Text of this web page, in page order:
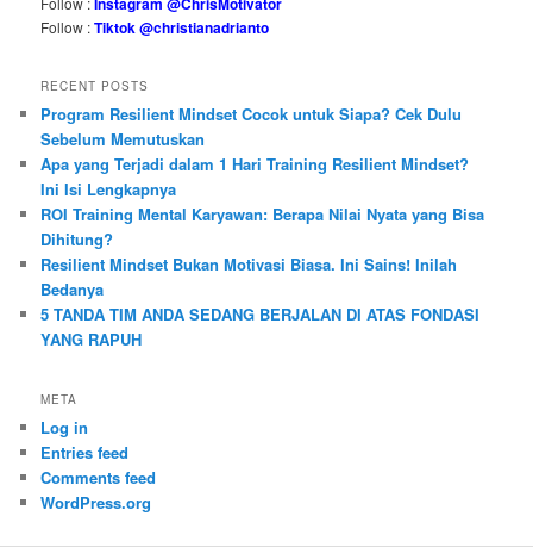
Follow :Tiktok @christianadrianto
RECENT POSTS
Program Resilient Mindset Cocok untuk Siapa? Cek Dulu
Sebelum Memutuskan
Apa yang Terjadi dalam 1 Hari Training Resilient Mindset?
Ini Isi Lengkapnya
ROI Training Mental Karyawan: Berapa Nilai Nyata yang Bisa
Dihitung?
Resilient Mindset Bukan Motivasi Biasa. Ini Sains! Inilah
Bedanya
5 TANDA TIM ANDA SEDANG BERJALAN DI ATAS FONDASI
YANG RAPUH
META
Log in
Entries feed
Comments feed
WordPress.org